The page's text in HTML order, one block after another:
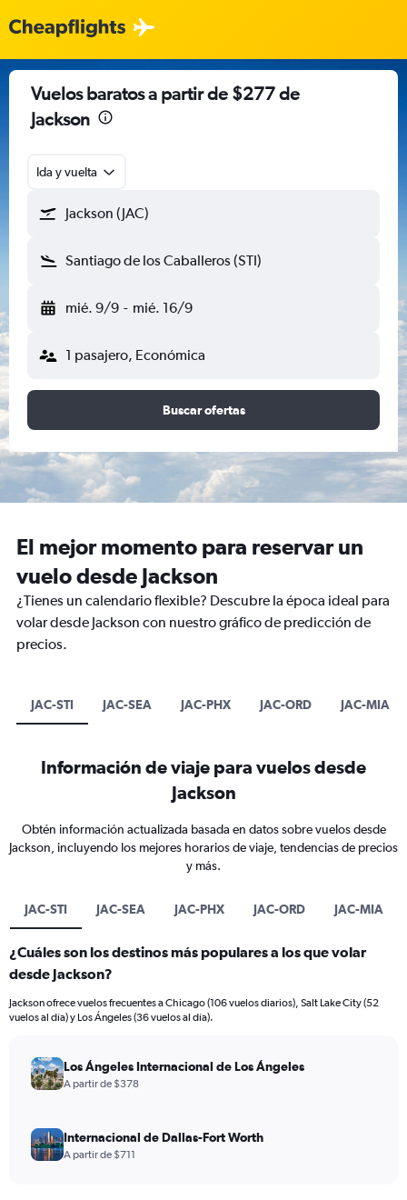
Vuelos baratos a partir de $277 de
Jackson
Ida y vuelta
Jackson (JAC)
Santiago de los Caballeros (STI)
mié. 9/9 - mié. 16/9
1 pasajero, Económica
Buscar ofertas
El mejor momento para reservar un
vuelo desde Jackson
¿Tienes un calendario flexible? Descubre la época ideal para
volar desde Jackson con nuestro gráfico de predicción de
precios.
JAC-STI JAC-SEA JAC-PHX JAC-ORD JAC-MIA
Información de viaje para vuelos desde
Jackson
Obtén información actualizada basada en datos sobre vuelos desde
Jackson, incluyendo los mejores horarios de viaje, tendencias de precios
y más.
JAC-STI JAC-SEA JAC-PHX JAC-ORD JAC-MIA
¿Cuáles son los destinos más populares a los que volar
desde Jackson?
Jackson ofrece vuelos frecuentes a Chicago (106 vuelos diarios), Salt Lake City (52
vuelos al día) y Los Ángeles (36 vuelos al día).
Los Ángeles Internacional de Los Ángeles
A partir de $378
Internacional de Dallas-Fort Worth
A partir de $711